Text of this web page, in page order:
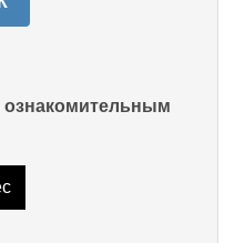
ознакомительным